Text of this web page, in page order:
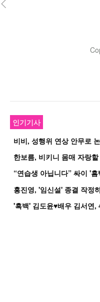
인기기사
한보름, 비키니 몸매 자랑